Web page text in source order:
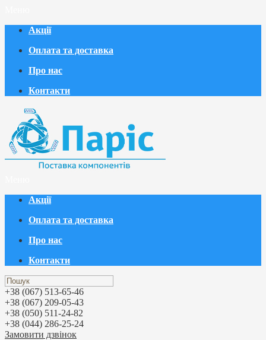
Акції
Оплата та доставка
Про нас
Контакти
Акції
Оплата та доставка
Про нас
Контакти
+38 (067) 513-65-46
+38 (067) 209-05-43
+38 (050) 511-24-82
+38 (044) 286-25-24
Замовити дзвінок